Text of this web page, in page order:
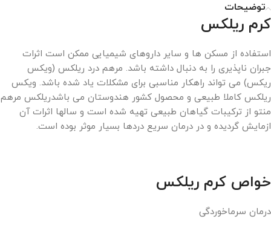
توضیحات
کرم ریلکس
استفاده از مسکن ها و سایر داروهای شیمیایی ممکن است اثرات
جبران ناپذیری را به دنبال داشته باشد. مرهم درد ریلکس (ویکس
ریکس) می تواند راهکار مناسبی برای مشکلات یاد شده باشد. ویکس
ریلکس کاملا طبیعی و محصول کشور هندوستان می باشدریلکس مرهم
منتو از ترکیبات گیاهان طبیعی تهیه شده است و سالها اثرات آن
ازمایش گردیده و در درمان سریع دردها بسیار موثر بوده است.
خواص کرم ریلکس
درمان سرماخوردگی